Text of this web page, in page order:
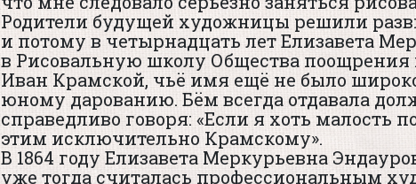
Родители будущей художницы решили
и потому в четырнадцать лет Елизавета
в Рисовальную школу Общества поощрения
Иван Крамской, чьё имя ещё не было
юному дарованию. Бём всегда отдавала
справедливо говоря: «Если я хоть малость
этим исключительно Крамскому».
В 1864 году Елизавета Меркурьевна
уже тогда считалась профессиональным